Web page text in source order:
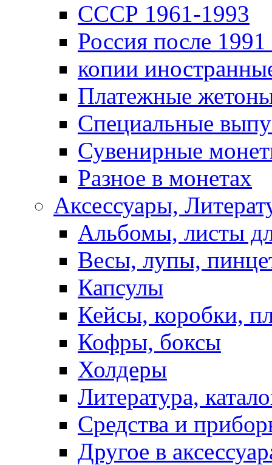
СССР 1961-1993
Россия после 1991
копии
Платежные
Специальные
Сувенирные
Разное в монетах
Аксессуары,
Альбомы, листы
Весы, лупы,
Капсулы
Кейсы, коробки,
Кофры, боксы
Холдеры
Литература,
Средства и
Другое в